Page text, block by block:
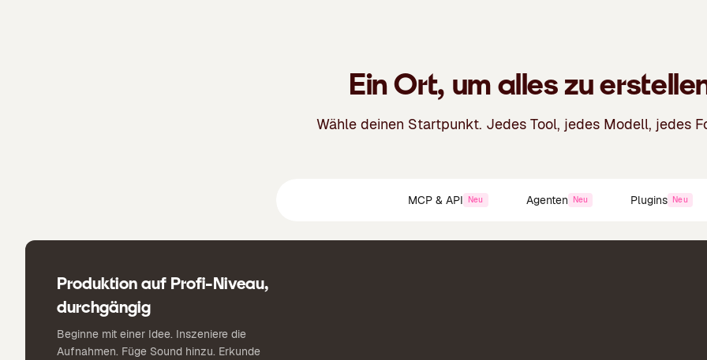
Ein Ort, um alles zu
Wähle deinen Startpunkt. Jedes Tool, jedes Modell, jedes
MCP & API Neu Agenten Neu Plugins Neu
Produktion auf Profi-Niveau,
durchgängig
Beginne mit einer Idee. Inszeniere die
Aufnahmen. Füge Sound hinzu. Erkunde